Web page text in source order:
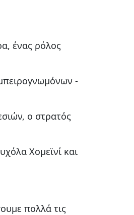
ένας ρόλος
-
ο στρατός
Χομεϊνί και
πολλά τις